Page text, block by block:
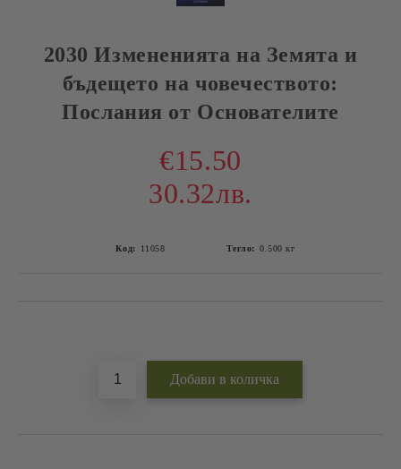
2030 Измененията на Земята и
бъдещето на човечеството:
Послания от Основателите
€15.50
30.32лв.
Код: 11058 Тегло: 0.500 кг